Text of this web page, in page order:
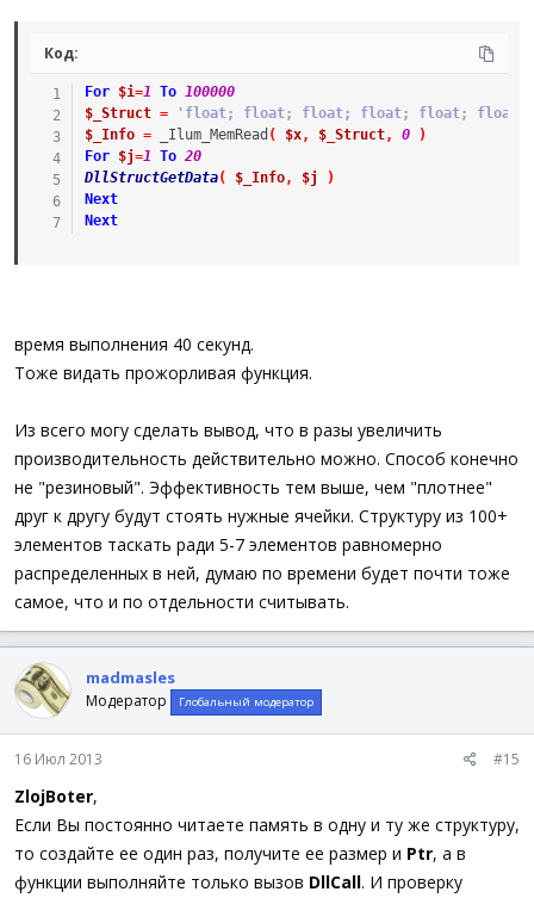
Код:
For $i=1 To 100000
$_Struct =
'float; float; float; float; float;
$_Info = _Ilum_MemRead ( $x, $_Struct, 0
)
For
$j=1 To 20
DllStructGetData( $_Info, $j
)
Next
Next
время выполнения 40 секунд.
Тоже видать прожорливая функция.
Из всего могу сделать вывод, что в разы увеличить
производительность действительно можно. Способ конечно
не "резиновый". Эффективность тем выше, чем "плотнее"
друг к другу будут стоять нужные ячейки. Структуру из 100+
элементов таскать ради 5-7 элементов равномерно
распределенных в ней, думаю по времени будет почти тоже
самое, что и по отдельности считывать.
madmasles
Модератор Глобальный модератор
16 Июл 2013 #15
ZlojBoter,
Если Вы постоянно читаете память в одну и ту же структуру,
то создайте ее один раз, получите ее размер и Ptr, а в
функции выполняйте только вызов DllCall. И проверку